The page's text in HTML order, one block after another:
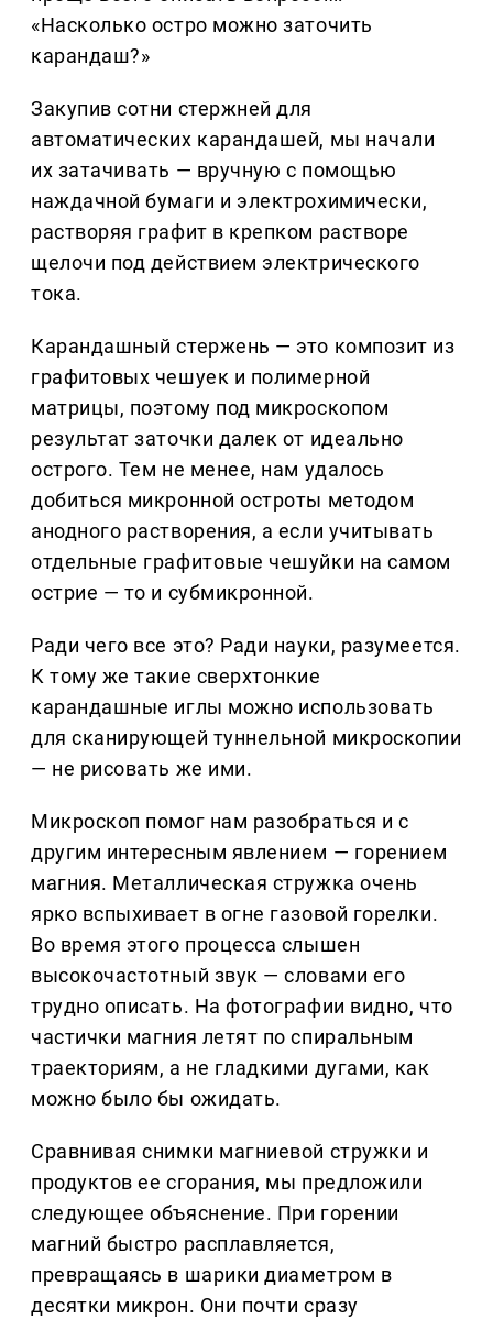
«Насколько остро можно заточить
карандаш?»
Закупив сотни стержней для
автоматических карандашей, мы начали
их затачивать — вручную с помощью
наждачной бумаги и электрохимически,
растворяя графит в крепком растворе
щелочи под действием электрического
тока.
Карандашный стержень — это композит из
графитовых чешуек и полимерной
матрицы, поэтому под микроскопом
результат заточки далек от идеально
острого. Тем не менее, нам удалось
добиться микронной остроты методом
анодного растворения, а если учитывать
отдельные графитовые чешуйки на самом
острие — то и субмикронной.
Ради чего все это? Ради науки, разумеется.
К тому же такие сверхтонкие
карандашные иглы можно использовать
для сканирующей туннельной микроскопии
— не рисовать же ими.
Микроскоп помог нам разобраться и с
другим интересным явлением — горением
магния. Металлическая стружка очень
ярко вспыхивает в огне газовой горелки.
Во время этого процесса слышен
высокочастотный звук — словами его
трудно описать. На фотографии видно, что
частички магния летят по спиральным
траекториям, а не гладкими дугами, как
можно было бы ожидать.
Сравнивая снимки магниевой стружки и
продуктов ее сгорания, мы предложили
следующее объяснение. При горении
магний быстро расплавляется,
превращаясь в шарики диаметром в
десятки микрон. Они почти сразу